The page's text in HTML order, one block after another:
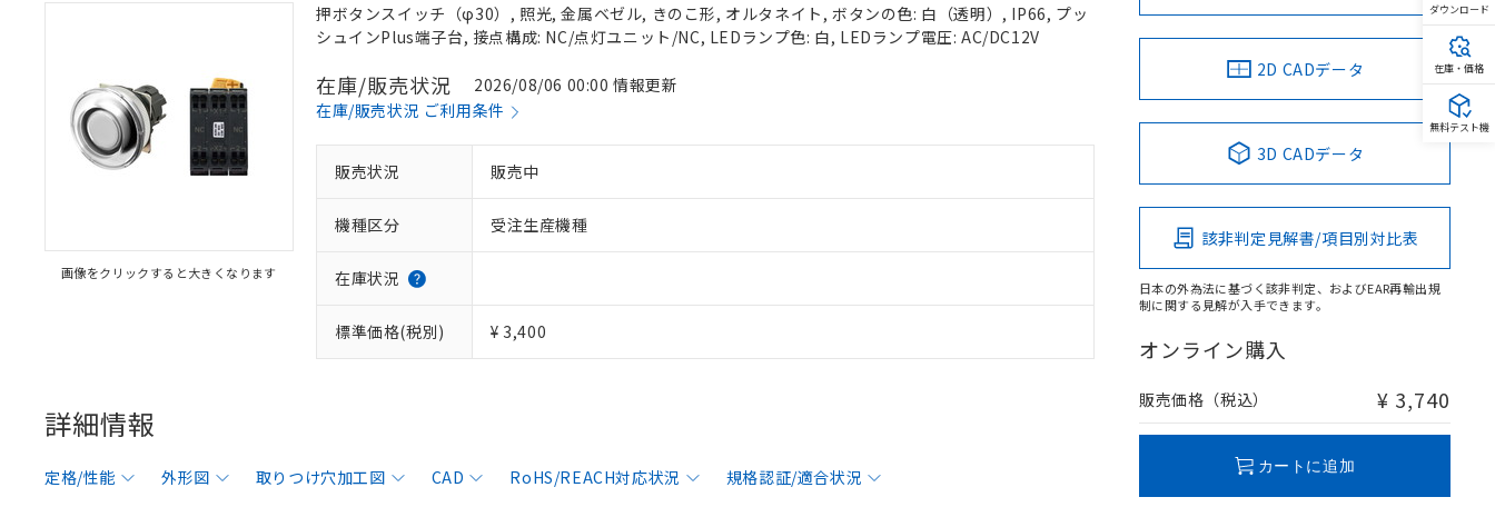
画像をクリックすると大きくなります
押ボタンスイッチ（φ30）, 照光, 金属ベゼル, きのこ形, オルタネイト, ボタンの色: 白（透明）, IP66, プッ
シュインPlus端子台, 接点構成: NC/点灯ユニット/NC, LEDランプ色: 白, LEDランプ電圧: AC/DC12V
在庫/販売状況
2026/08/06 00:00 情報更新
在庫/販売状況 ご利用条件
販売状況 販売中
機種区分 受注生産機種
在庫状況
標準価格(税別) ¥ 3,400
詳細情報
定格/性能 外形図 取りつけ穴加工図 CAD RoHS/REACH対応状況 規格認証/適合状況
2D CADデータ
3D CADデータ
該非判定見解書/項目別対比表
日本の外為法に基づく該非判定、およびEAR再輸出規
制に関する見解が入手できます。
オンライン購入
販売価格（税込） ¥ 3,740
カートに追加
ダウンロード
在庫・価格
無料テスト機